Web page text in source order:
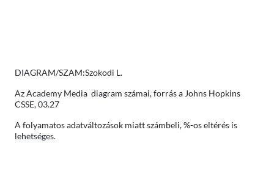
DIAGRAM/SZAM:Szokodi L.
Az Academy Media diagram számai, forrás a Johns Hopkins
CSSE, 03.27
A folyamatos adatváltozások miatt számbeli, %-os eltérés is
lehetséges.